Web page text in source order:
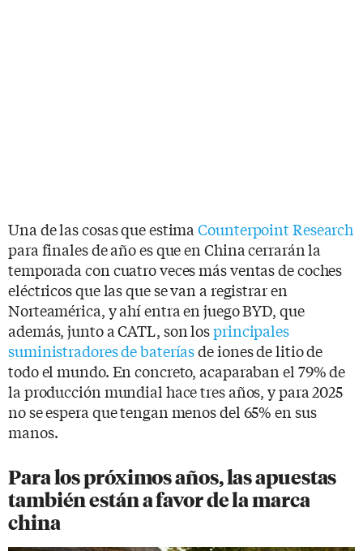
Una de las cosas que estimaCounterpoint Research
para finales de año es que en China cerrarán la
temporada con cuatro veces más ventas de coches
eléctricos que las que se van a registrar en
Norteamérica, y ahí entra en juego BYD, que
además, junto a CATL, son losprincipales
suministradores de bateríasde iones de litio de
todo el mundo. En concreto, acaparaban el 79% de
la producción mundial hace tres años, y para 2025
no se espera que tengan menos del 65% en sus
manos.
Para los próximos años, las apuestas
también están a favor de la marca
china